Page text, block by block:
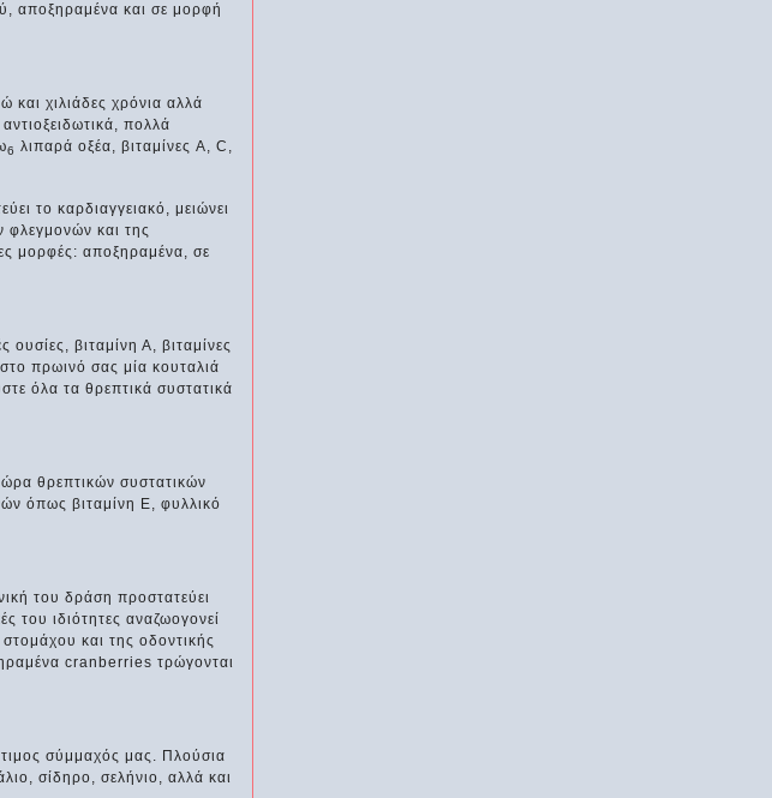
αποξηραμένα και σε μορφή
και χιλιάδες χρόνια αλλά
πολλά
6 λιπαρά οξέα, βιταμίνες A, C,
το καρδιαγγειακό, μειώνει
φλεγμονών και της
μορφές: αποξηραμένα, σε
βιταμίνη Α, βιταμίνες
πρωινό σας μία κουταλιά
όλα τα θρεπτικά συστατικά
θρεπτικών συστατικών
όπως βιταμίνη Ε, φυλλικό
του δράση προστατεύει
του ιδιότητες αναζωογονεί
και της οδοντικής
cranberries τρώγονται
σύμμαχός μας. Πλούσια
σίδηρο, σελήνιο, αλλά και